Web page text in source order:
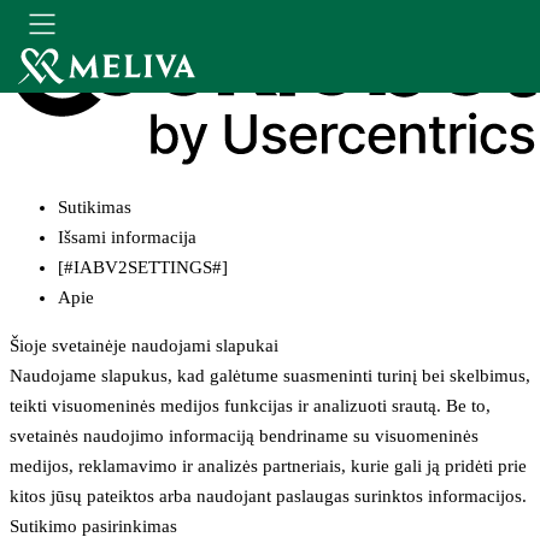
Sutikimas
Išsami informacija
[#IABV2SETTINGS#]
Apie
Šioje svetainėje naudojami slapukai
Naudojame slapukus, kad galėtume suasmeninti turinį bei skelbimus,
teikti visuomeninės medijos funkcijas ir analizuoti srautą. Be to,
svetainės naudojimo informaciją bendriname su visuomeninės
medijos, reklamavimo ir analizės partneriais, kurie gali ją pridėti prie
kitos jūsų pateiktos arba naudojant paslaugas surinktos informacijos.
Sutikimo pasirinkimas